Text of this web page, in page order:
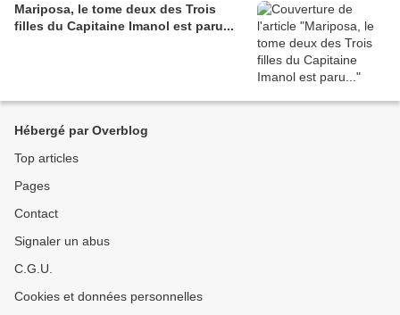
Mariposa, le tome deux des Trois
filles du Capitaine Imanol est paru...
Hébergé par Overblog
Top articles
Pages
Contact
Signaler un abus
C.G.U.
Cookies et données personnelles